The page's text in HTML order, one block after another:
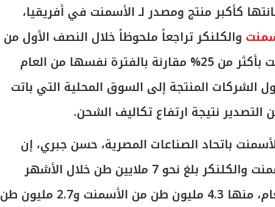
كأكبر منتج ومصدر لـ الأسمنت في أفريقيا،
والكلنكر تراجعاً ملحوظاً خلال النصف الأول من
عام 2026، إذ انخفضت بأكثر من 25% مقارنة بالفترة نفسها من العام
المنتجة إلى السوق المحلية التي باتت
نتيجة ارتفاع تكاليف الشحن.
باتحاد الصناعات المصرية، حسن جبري، إن
إجمالي صادرات الأسمنت والكلنكر بلغ نحو 7 ملايين طن خلال الأشهر
الستة الأولى من العام، منها 4.3 مليون طن من الأسمنت و2.7 مليون طن